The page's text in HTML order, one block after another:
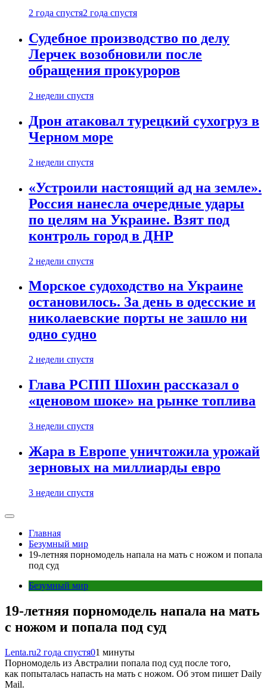
2 года спустя2 года спустя
Судебное производство по делу
Лерчек возобновили после
обращения прокуроров
2 недели спустя
Дрон атаковал турецкий сухогруз в
Черном море
2 недели спустя
«Устроили настоящий ад на земле».
Россия нанесла очередные удары
по целям на Украине. Взят под
контроль город в ДНР
2 недели спустя
Морское судоходство на Украине
остановилось. За день в одесские и
николаевские порты не зашло ни
одно судно
2 недели спустя
Глава РСПП Шохин рассказал о
«ценовом шоке» на рынке топлива
3 недели спустя
Жара в Европе уничтожила урожай
зерновых на миллиарды евро
3 недели спустя
Главная
Безумный мир
19-летняя порномодель напала на мать с ножом и попала
под суд
Безумный мир
19-летняя порномодель напала на мать
с ножом и попала под суд
Lenta.ru2 года спустя01 минуты
Порномодель из Австралии попала под суд после того,
как попыталась напасть на мать с ножом. Об этом пишет Daily
Mail.